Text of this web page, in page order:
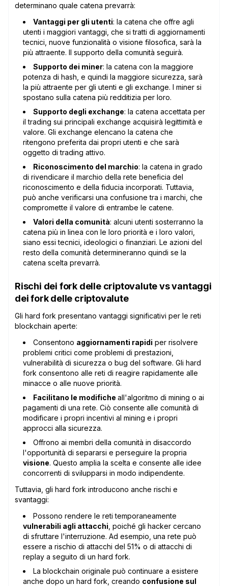
determinano quale catena prevarrà:
Vantaggi per gli utenti: la catena che offre agli
utenti i maggiori vantaggi, che si tratti di aggiornamenti
tecnici, nuove funzionalità o visione filosofica, sarà la
più attraente. Il supporto della comunità seguirà.
Supporto dei miner: la catena con la maggiore
potenza di hash, e quindi la maggiore sicurezza, sarà
la più attraente per gli utenti e gli exchange. I miner si
spostano sulla catena più redditizia per loro.
Supporto degli exchange: la catena accettata per
il trading sui principali exchange acquisirà legittimità e
valore. Gli exchange elencano la catena che
ritengono preferita dai propri utenti e che sarà
oggetto di trading attivo.
Riconoscimento del marchio: la catena in grado
di rivendicare il marchio della rete beneficia del
riconoscimento e della fiducia incorporati. Tuttavia,
può anche verificarsi una confusione tra i marchi, che
compromette il valore di entrambe le catene.
Valori della comunità: alcuni utenti sosterranno la
catena più in linea con le loro priorità e i loro valori,
siano essi tecnici, ideologici o finanziari. Le azioni del
resto della comunità determineranno quindi se la
catena scelta prevarrà.
Rischi dei fork delle criptovalute vs vantaggi
dei fork delle criptovalute
Gli hard fork presentano vantaggi significativi per le reti
blockchain aperte:
Consentono aggiornamenti rapidi per risolvere
problemi critici come problemi di prestazioni,
vulnerabilità di sicurezza o bug del software. Gli hard
fork consentono alle reti di reagire rapidamente alle
minacce o alle nuove priorità.
Facilitano le modifiche all'algoritmo di mining o ai
pagamenti di una rete. Ciò consente alle comunità di
modificare i propri incentivi al mining e i propri
approcci alla sicurezza.
Offrono ai membri della comunità in disaccordo
l'opportunità di separarsi e perseguire la propria
visione. Questo amplia la scelta e consente alle idee
concorrenti di svilupparsi in modo indipendente.
Tuttavia, gli hard fork introducono anche rischi e
svantaggi:
Possono rendere le reti temporaneamente
vulnerabili agli attacchi , poiché gli hacker cercano
di sfruttare l'interruzione. Ad esempio, una rete può
essere a rischio di attacchi del 51% o di attacchi di
replay a seguito di un hard fork.
La blockchain originale può continuare a esistere
anche dopo un hard fork, creando confusione sul